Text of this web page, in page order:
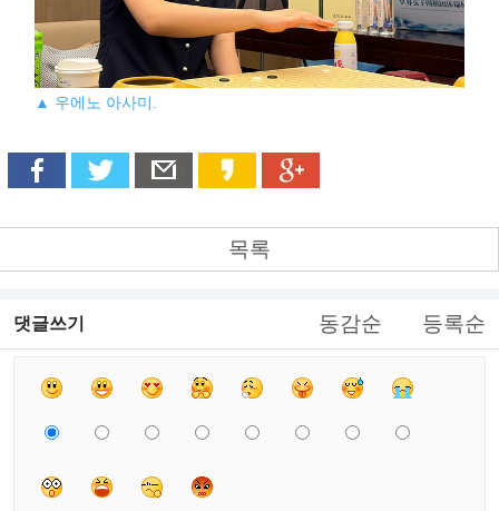
▲ 우에노 아사미.
목록
댓글쓰기 동감순 등록순